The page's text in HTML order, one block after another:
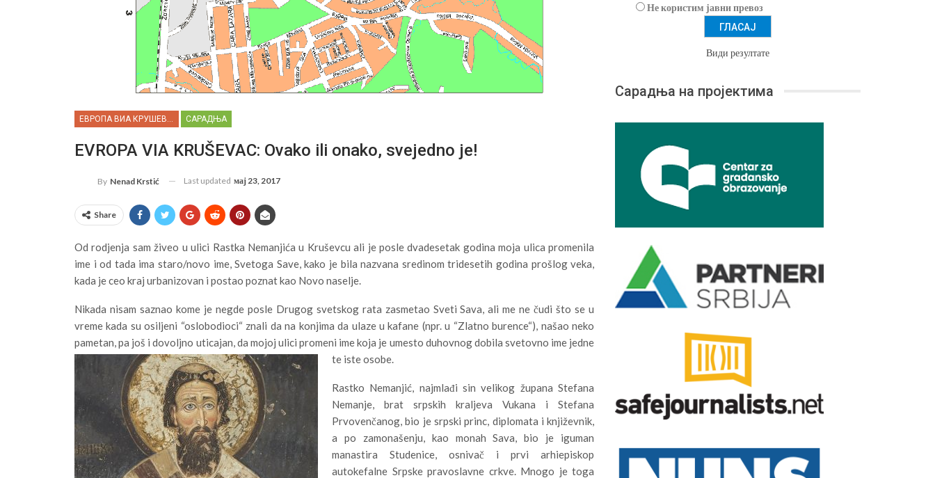
ЕВРОПА ВИА КРУШЕВАЦ САРАДЊА
EVROPA VIA KRUŠEVAC: Ovako ili onako, svejedno je!
By Nenad Krstić Last updated мај 23, 2017
Share
Od rodjenja sam živeo u ulici Rastka Nemanjića u Kruševcu ali je posle dvadesetak godina moja ulica promenila
ime i od tada ima staro/novo ime, Svetoga Save, kako je bila nazvana sredinom tridesetih godina prošlog veka,
kada je ceo kraj urbanizovan i postao poznat kao Novo naselje.
Nikada nisam saznao kome je negde posle Drugog svetskog rata zasmetao Sveti Sava, ali me ne čudi što se u
vreme kada su osiljeni “oslobodioci“ znali da na konjima da ulaze u kafane (npr. u “Zlatno burence“), našao neko
pametan, pa još i dovoljno uticajan, da mojoj ulici promeni ime koja je umesto duhovnog dobila svetovno ime jedne
te iste osobe.
Rastko Nemanjić, najmlađi sin velikog župana Stefana
Nemanje, brat srpskih kraljeva Vukana i Stefana
Prvovenčanog, bio je srpski princ, diplomata i književnik,
a po zamonašenju, kao monah Sava, bio je iguman
manastira Studenice, osnivač i prvi arhiepiskop
autokefalne Srpske pravoslavne crkve. Mnogo je toga
Не користим јавни превоз
Види резултате
Сарадња на пројектима